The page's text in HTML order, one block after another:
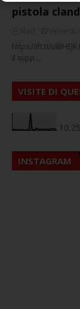
pistola
https://ift.tt/
il supp…
VISITE DI
INSTAGRAM